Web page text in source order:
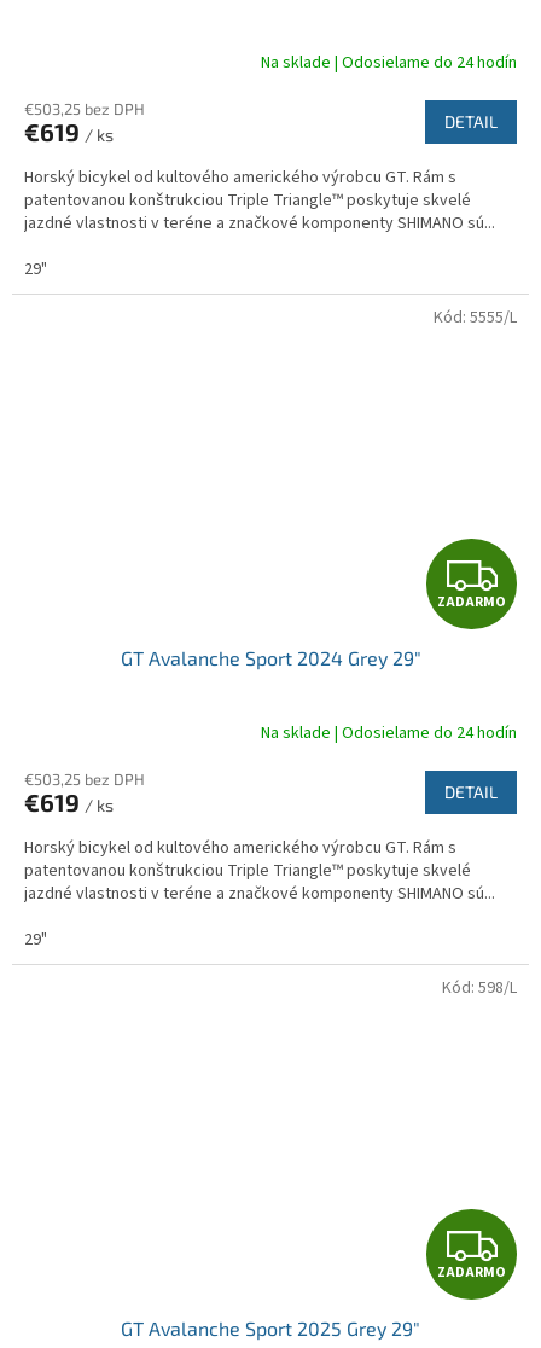
A
R
M
Na sklade | Odosielame do 24 hodín
€503,25 bez DPH
€619 / ks
DETAIL
Horský bicykel od kultového amerického výrobcu GT. Rám s
patentovanou konštrukciou Triple Triangle™ poskytuje skvelé
jazdné vlastnosti v teréne a značkové komponenty SHIMANO sú...
29"
Z
A
A
R
M
ZADARMO
GT Avalanche Sport 2024 Grey 29"
Na sklade | Odosielame do 24 hodín
€503,25 bez DPH
€619 / ks
DETAIL
Horský bicykel od kultového amerického výrobcu GT. Rám s
patentovanou konštrukciou Triple Triangle™ poskytuje skvelé
jazdné vlastnosti v teréne a značkové komponenty SHIMANO sú...
29"
Kód: 5555/L
Z
A
ZADARMO
GT Avalanche Sport 2025 Grey 29"
Kód: 598/L